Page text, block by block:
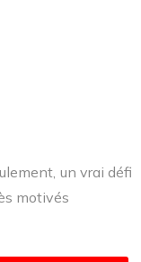
un vrai défi
motivés